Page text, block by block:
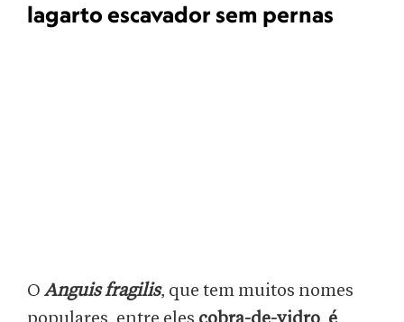
lagarto escavador sem pernas
O Anguis fragilis, que tem muitos nomes